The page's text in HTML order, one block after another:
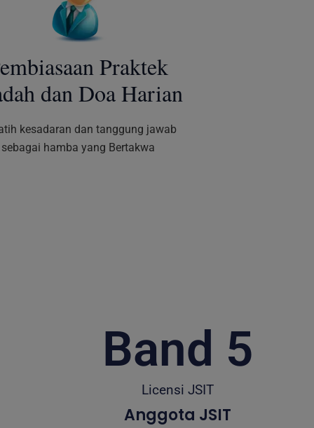
Praktek
dan Doa Harian
kesadaran dan tanggung jawab
sebagai hamba yang Bertakwa
Licensi JSIT
Band 5
Anggota JSIT